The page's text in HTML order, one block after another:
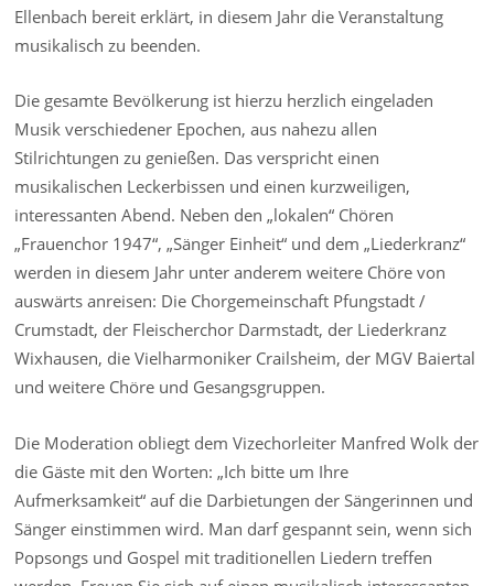
Ellenbach bereit erklärt, in diesem Jahr die Veranstaltung
musikalisch zu beenden.
Die gesamte Bevölkerung ist hierzu herzlich eingeladen
Musik verschiedener Epochen, aus nahezu allen
Stilrichtungen zu genießen. Das verspricht einen
musikalischen Leckerbissen und einen kurzweiligen,
interessanten Abend. Neben den „lokalen“ Chören
„Frauenchor 1947“, „Sänger Einheit“ und dem „Liederkranz“
werden in diesem Jahr unter anderem weitere Chöre von
auswärts anreisen: Die Chorgemeinschaft Pfungstadt /
Crumstadt, der Fleischerchor Darmstadt, der Liederkranz
Wixhausen, die Vielharmoniker Crailsheim, der MGV Baiertal
und weitere Chöre und Gesangsgruppen.
Die Moderation obliegt dem Vizechorleiter Manfred Wolk der
die Gäste mit den Worten: „Ich bitte um Ihre
Aufmerksamkeit“ auf die Darbietungen der Sängerinnen und
Sänger einstimmen wird. Man darf gespannt sein, wenn sich
Popsongs und Gospel mit traditionellen Liedern treffen